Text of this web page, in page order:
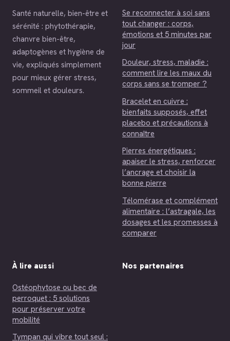
Santé naturelle, bien-être et
sérénité : phytothérapie,
chanvre bien-être,
adaptogènes et hygiène de
vie, expliqués simplement
pour mieux gérer stress,
sommeil et douleurs.
Se reconnecter à soi sans
tout changer : corps,
émotions et 5 minutes par
jour
Douleur, stress, maladie :
comment lire les maux du
corps sans se tromper ?
Bracelet en cuivre :
bienfaits supposés, effet
placebo et précautions à
connaître
Pierres énergétiques :
apaiser le stress, renforcer
l’ancrage et choisir la
bonne pierre
Télomérase et complément
alimentaire : l’astragale, les
dosages et les promesses à
comparer
À lire aussi
Ostéophytose ou bec de
perroquet : 5 solutions
pour préserver votre
mobilité
Tympan qui vibre tout seul :
Nos partenaires